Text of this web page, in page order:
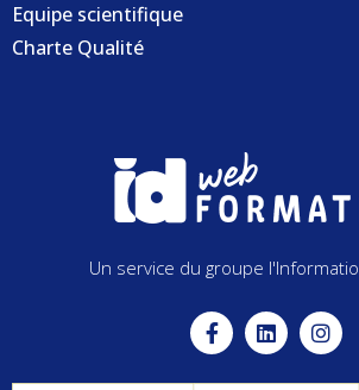
Equipe scientifique
Charte Qualité
Un service du groupe